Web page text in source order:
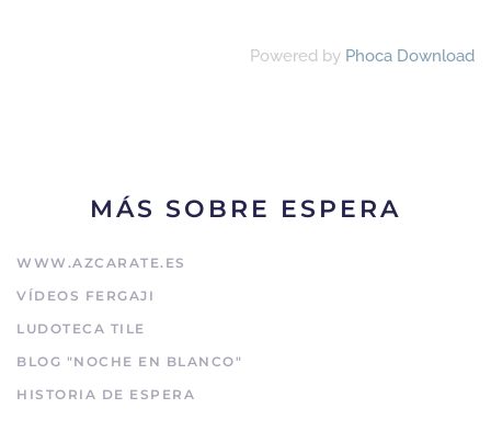
Powered by Phoca Download
MÁS SOBRE ESPERA
WWW.AZCARATE.ES
VÍDEOS FERGAJI
LUDOTECA TILE
BLOG "NOCHE EN BLANCO"
HISTORIA DE ESPERA